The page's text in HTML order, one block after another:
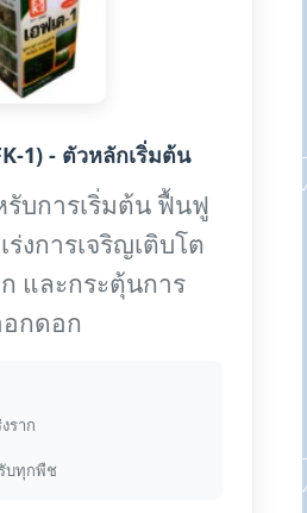
1) - ตัวหลักเริ่มต้น
บการเริ่มต้น ฟื้นฟู
งการเจริญเติบโต
ก และกระตุ้นการ
กดอก
งราก
บทุกพืช